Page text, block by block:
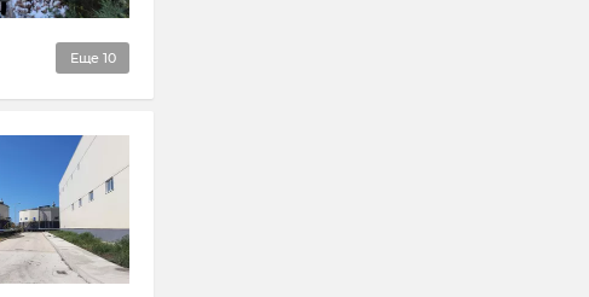
Еще 10